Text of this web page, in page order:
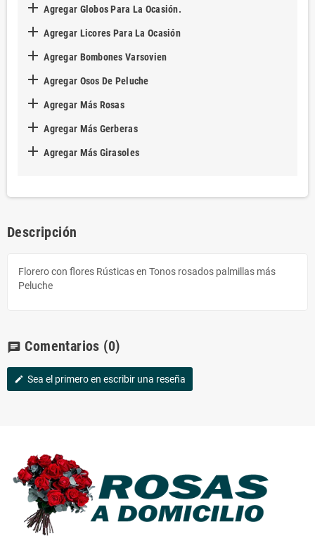
 Agregar Globos Para La Ocasión.
 Agregar Licores Para La Ocasión
 Agregar Bombones Varsovien
 Agregar Osos De Peluche
 Agregar Más Rosas
 Agregar Más Gerberas
 Agregar Más Girasoles
Descripción
Florero con flores Rústicas en Tonos rosados palmillas más
Peluche
chat Comentarios (0)
edit Sea el primero en escribir una reseña